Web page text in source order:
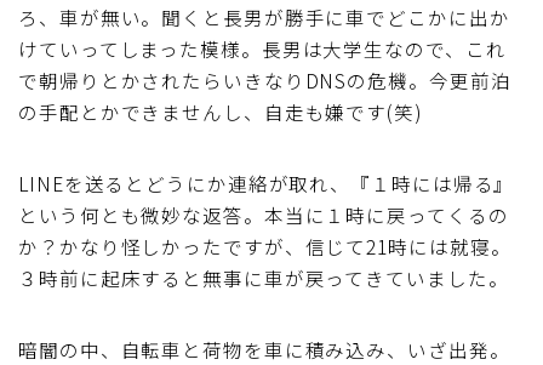
ろ、車が無い。聞くと長男が勝手に車でどこかに出か
けていってしまった模様。長男は大学生なので、これ
で朝帰りとかされたらいきなりDNSの危機。今更前泊
の手配とかできませんし、自走も嫌です(笑)
LINEを送るとどうにか連絡が取れ、『１時には帰る』
という何とも微妙な返答。本当に１時に戻ってくるの
か？かなり怪しかったですが、信じて21時には就寝。
３時前に起床すると無事に車が戻ってきていました。
暗闇の中、自転車と荷物を車に積み込み、いざ出発。